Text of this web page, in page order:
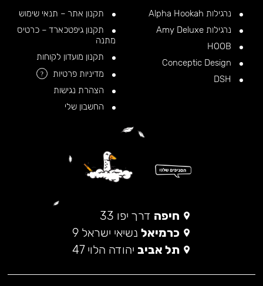
נרגילות Alpha Hookah
נרגילות Amy Deluxe
תקנון אתר – תנאי שימוש
תקנון גיפטכארד – כרטיס
מתנה
תקנון מועדון לקוחות
מדיניות פרטיות
?
הצהרת נגישות
החשבון שלי
חיפה דרך יפו 33
כרמיאל נשיאי ישראל 9
תל אביב יהודה הלוי 47